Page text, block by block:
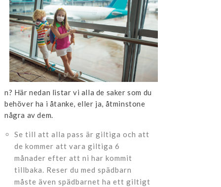
n? Här nedan listar vi alla de saker som du
behöver ha i åtanke, eller ja, åtminstone
några av dem.
Se till att alla pass är giltiga och att
de kommer att vara giltiga 6
månader efter att ni har kommit
tillbaka. Reser du med spädbarn
måste även spädbarnet ha ett giltigt